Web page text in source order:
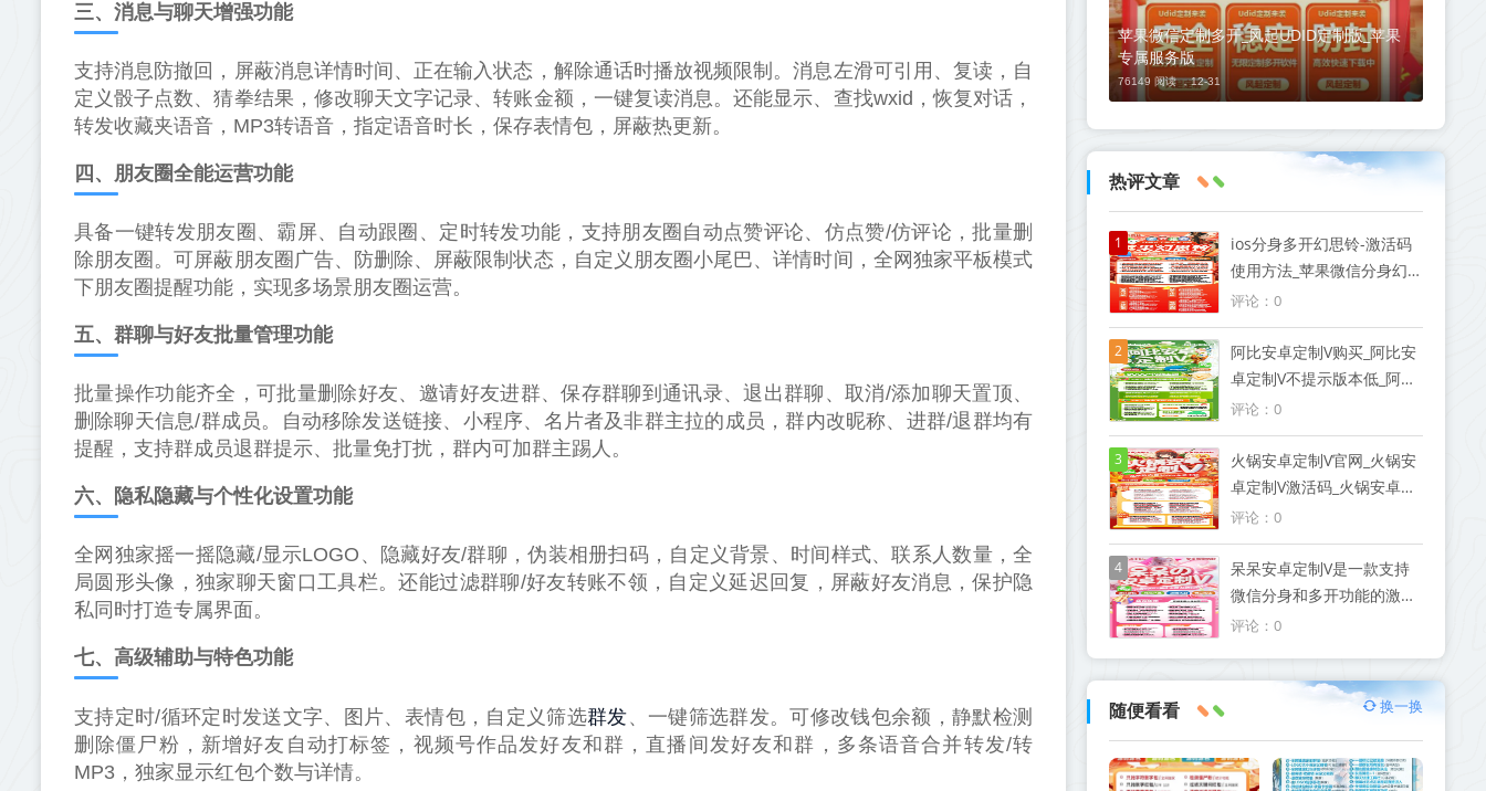
三、消息与聊天增强功能
支持消息防撤回，屏蔽消息详情时间、正在输入状态，解除通话时播放视频限制。消息左滑可引用、复读，自
定义骰子点数、猜拳结果，修改聊天文字记录、转账金额，一键复读消息。还能显示、查找wxid，恢复对话，
转发收藏夹语音，MP3转语音，指定语音时长，保存表情包，屏蔽热更新。
四、朋友圈全能运营功能
具备一键转发朋友圈、霸屏、自动跟圈、定时转发功能，支持朋友圈自动点赞评论、仿点赞/仿评论，批量删
除朋友圈。可屏蔽朋友圈广告、防删除、屏蔽限制状态，自定义朋友圈小尾巴、详情时间，全网独家平板模式
下朋友圈提醒功能，实现多场景朋友圈运营。
五、群聊与好友批量管理功能
批量操作功能齐全，可批量删除好友、邀请好友进群、保存群聊到通讯录、退出群聊、取消/添加聊天置顶、
删除聊天信息/群成员。自动移除发送链接、小程序、名片者及非群主拉的成员，群内改昵称、进群/退群均有
提醒，支持群成员退群提示、批量免打扰，群内可加群主踢人。
六、隐私隐藏与个性化设置功能
全网独家摇一摇隐藏/显示LOGO、隐藏好友/群聊，伪装相册扫码，自定义背景、时间样式、联系人数量，全
局圆形头像，独家聊天窗口工具栏。还能过滤群聊/好友转账不领，自定义延迟回复，屏蔽好友消息，保护隐
私同时打造专属界面。
七、高级辅助与特色功能
支持定时/循环定时发送文字、图片、表情包，自定义筛选群发、一键筛选群发。可修改钱包余额，静默检测
删除僵尸粉，新增好友自动打标签，视频号作品发好友和群，直播间发好友和群，多条语音合并转发/转
MP3，独家显示红包个数与详情。
苹果微信定制多开_风起UDID定制版_苹果
专属服务版
76149 阅读 ，12-31
热评文章
1
ios分身多开幻思铃-激活码
使用方法_苹果微信分身幻
思铃官网
评论：0
2
阿比安卓定制V购买_阿比安
卓定制V不提示版本低_阿比
安卓定制V测试版8.0
评论：0
3
火锅安卓定制V官网_火锅安
卓定制V激活码_火锅安卓定
制V地址_火锅安卓定制V微
信多开
评论：0
4
呆呆安卓定制V是一款支持
微信分身和多开功能的激活
码软件
评论：0
随便看看 换一换